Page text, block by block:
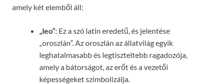
amely két elemből áll:
„leo”: Ez a szó latin eredetű, és jelentése
„oroszlán”. Az oroszlán az állatvilág egyik
leghatalmasabb és legtiszteltebb ragadozója,
amely a bátorságot, az erőt és a vezetői
képességeket szimbolizálja.